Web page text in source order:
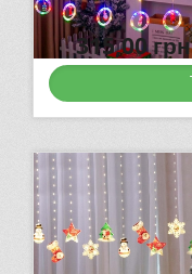
315,00грн